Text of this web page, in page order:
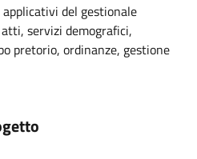
del gestionale
servizi demografici,
pretorio, ordinanze, gestione